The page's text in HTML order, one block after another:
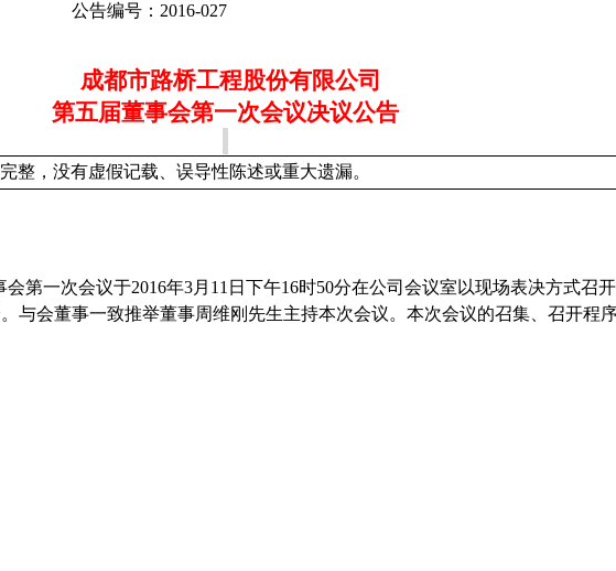
公告编号 ： 2016-027
成都市路桥工程股份有限公司
第五届董事会第一次会议决议公告
整，没有虚假记载、误导性陈述或重大遗漏。
会第一次会议于2016年3月 11 日下午16时50分在公司会议室以现场表决方式召
与会董事一致推举董事周维刚先生主持本次会议。本次会议的召集、召开程